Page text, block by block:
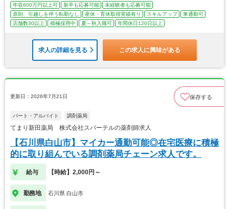
年収600万円以上可 新卒も応募可能
未経験者も応募可能
原則、引越しを伴う転勤なし
産休・育休取得実績有り スキルアップ
車通勤可
店舗数30以上
積極採用中 夏～秋入職可 年間休日120日以上
求人の詳細を見る この求人に興味がある
更新日：2026年7月21日 保存する
パート・アルバイト 調剤薬局
てまり新田薬局 株式会社スパーテルの薬剤師求人
【石川県白山市】マイカー通勤可能◎在宅医療に積極
的に取り組んでいる調剤薬局チェーン求人です。
給与 【時給】2,000円～
勤務地 石川県 白山市